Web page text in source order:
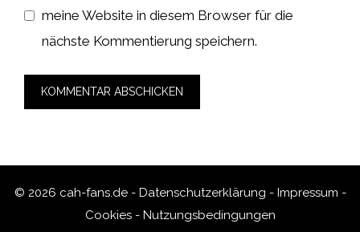
meine Website in diesem Browser für die
nächste Kommentierung speichern.
© 2026 cah-fans.de - Datenschutzerklärung - Impressum -
Cookies- Nutzungsbedingungen